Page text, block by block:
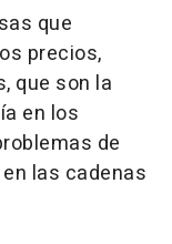
que
precios,
que son la
en los
de
las cadenas